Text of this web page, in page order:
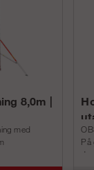
8,0m |
med
På